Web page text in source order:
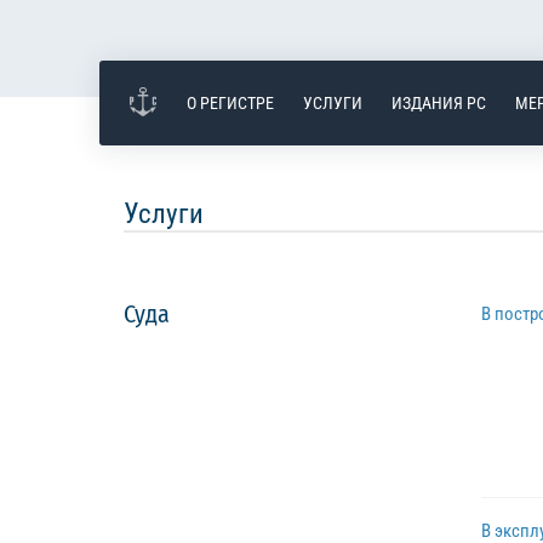
О РЕГИСТРЕ УСЛУГИ ИЗДАНИЯ РС
Услуги
Суда В
В